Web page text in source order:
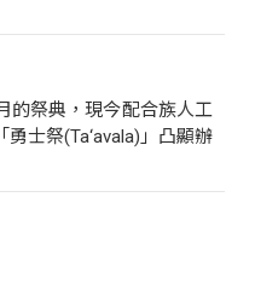
的祭典，現今配合族人工
士祭(Ta‘avala)」凸顯辦